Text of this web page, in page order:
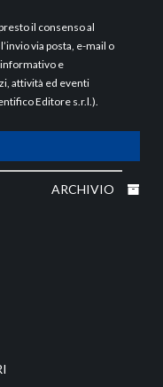
il consenso al
via posta, e-mail o
e
attività ed eventi
Editore s.r.l.).
ARCHIVIO